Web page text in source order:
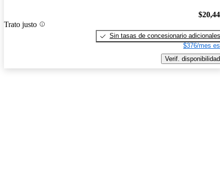
Trato justo
Sin tasas de concesionario adicionales
$376/mes
Verif. disponibilidad